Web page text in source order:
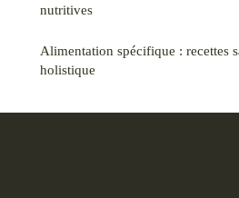
nutritives
Alimentation spécifique : recettes
holistique